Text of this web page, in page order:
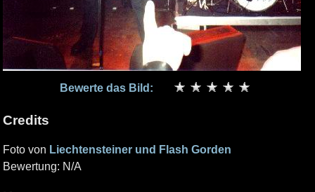
Bewerte das Bild:
Credits
Foto von Liechtensteiner und Flash Gorden
Bewertung: N/A